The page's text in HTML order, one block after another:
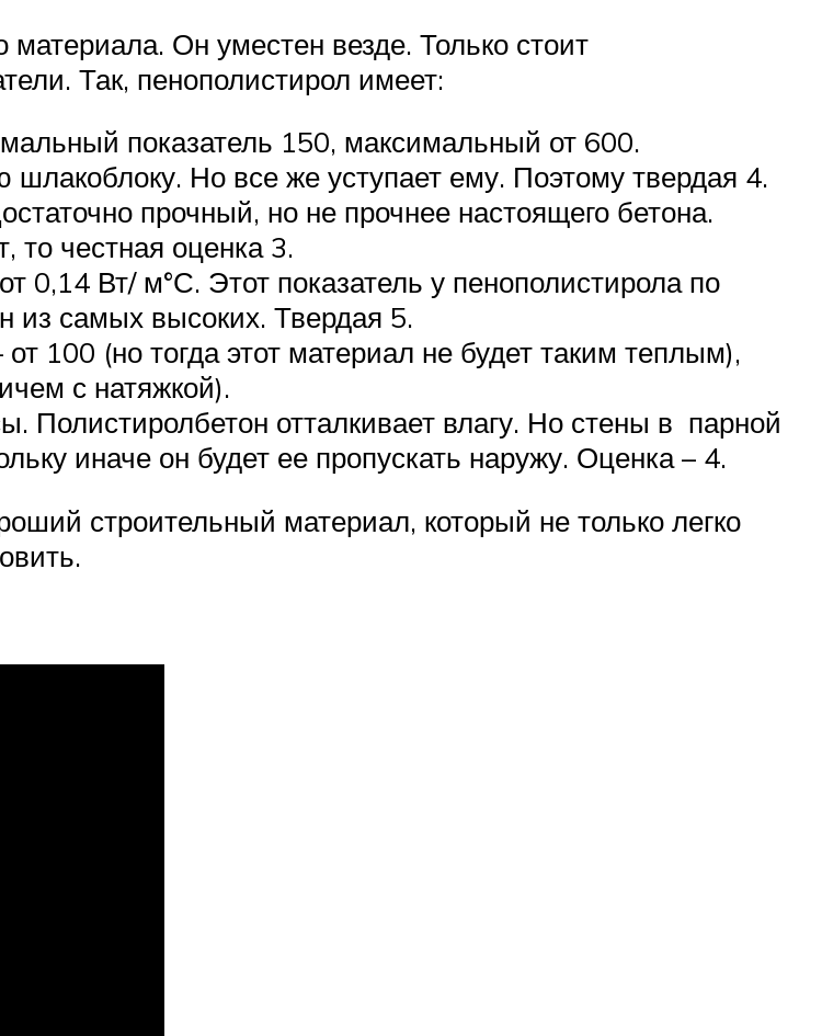
материала. Он уместен везде. Только стоит
Так, пенополистирол имеет:
показатель 150, максимальный от 600.
шлакоблоку. Но все же уступает ему. Поэтому твердая 4.
прочный, но не прочнее настоящего бетона.
то честная оценка 3.
0,14 Вт/ м°С. Этот показатель у пенополистирола по
из самых высоких. Твердая 5.
100 (но тогда этот материал не будет таким теплым),
с натяжкой).
Полистиролбетон отталкивает влагу. Но стены в парной
иначе он будет ее пропускать наружу. Оценка – 4.
строительный материал, который не только легко